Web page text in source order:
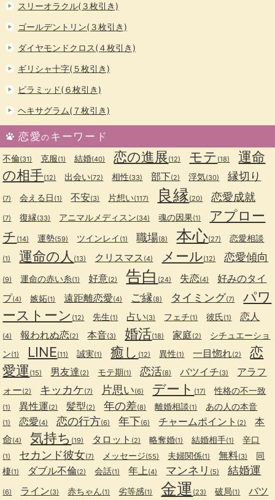
スリーオラクル(３枚引き)
ゴールデントリン(３枚引き)
ダイヤモンドクロス(４枚引き)
ギリシャ十字(５枚引き)
ピラミッド(６枚引き)
ヘキサグラム(７枚引き)
恋愛のキーワード
不倫(31) 克服(1) 結婚(40) 恋の進展(12) モテ (18)
運命
の相手(12) 出会い(72) 相性(33) 部下(2) 浮気(30) 縁切り
(7) 会える日 (1) 不安(3) 片想い(117) 良縁(20) 恋愛成就
(7) 復縁(33) アニマルメディスン(34) 魂の因果(1)
アプロー
チ (14) 運勢(59) ツインレイ (1) 職場(8) 本心(27) 恋愛相談
(1) 運命の人 (13) クリスマス (4) メール(12) 恋愛傾向
(9) 運命の赤い糸(1) 好意(2) 告白 (24) 失恋(4)
好みのタイ
プ(4) 嫉妬(1) 遠距離恋愛(4) ご縁(8) タイミング(7)
パワ
ーストーン (12) 先生(1) 占い(3) フェチ(1) 彼氏(1) 恋人
(4) 報われぬ恋(2) 本音(3) 婚活(18) 家庭(2)
シチュエーショ
ン(1) LINE(11) 誠実(1) 癒し (12) 異性(1) 一目惚れ(2)
恋
愛運 (15) 男友達(2) モテ期(1) 恋活(8) バツイチ(3)
アラフ
ォー(2) キッカケ(7) 片思い(6) デート (17) 性格の不一致
(1) 異性運(2) 髪型(2) 年の差(8) 離婚相談(1) あの人の本音
(1) 恋愛(4) 恋の行方(6) 年下(6) チャームポイント (2)
本
命(4) 気持ち (19) タロット (2) 略奪婚(1) 結婚相手(1) 辛口
(1) セカンド彼女(7) メッセージ(55) 夫婦関係(1) 無料(3)
同
棲(1) ダブル不倫(2) 会話(1) 年上(4) マンネリ (5) 結婚運
(6) ライン(3) 赤ちゃん(1) 劣等感(1) 金運 (23) 破局(1)
バツ